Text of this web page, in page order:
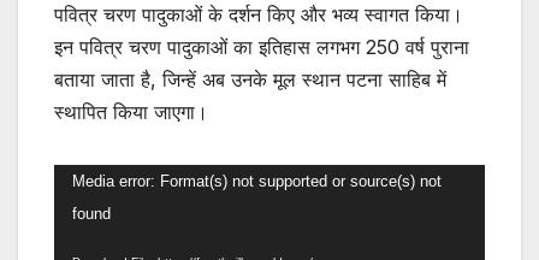
पवित्र चरण पादुकाओं के दर्शन किए और भव्य स्वागत किया।
इन पवित्र चरण पादुकाओं का इतिहास लगभग 250 वर्ष पुराना
बताया जाता है, जिन्हें अब उनके मूल स्थान पटना साहिब में
स्थापित किया जाएगा।
Video
Player
Media error: Format(s) not supported or source(s) not
found